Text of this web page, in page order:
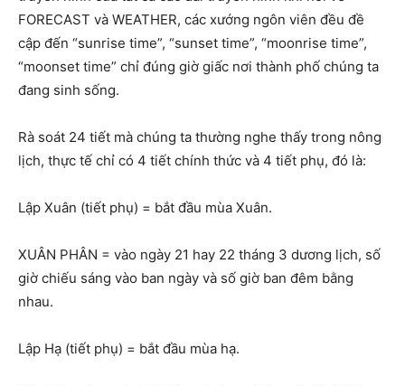
FORECAST và WEATHER, các xướng ngôn viên đều đề
cập đến “sunrise time”, “sunset time”, “moonrise time”,
“moonset time” chỉ đúng giờ giấc nơi thành phố chúng ta
đang sinh sống.
Rà soát 24 tiết mà chúng ta thường nghe thấy trong nông
lịch, thực tế chỉ có 4 tiết chính thức và 4 tiết phụ, đó là:
Lập Xuân (tiết phụ) = bắt đầu mùa Xuân.
XUÂN PHÂN = vào ngày 21 hay 22 tháng 3 dương lịch, số
giờ chiếu sáng vào ban ngày và số giờ ban đêm bằng
nhau.
Lập Hạ (tiết phụ) = bắt đầu mùa hạ.